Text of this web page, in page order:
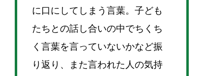
に口にしてしまう言葉。子ども
たちとの話し合いの中でちくち
く言葉を言っていないかなど振
り返り、また言われた人の気持